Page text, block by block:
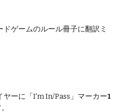
ゲームのルール冊子に翻訳ミ
ヤーに「I'm In/Pass」マーカー1